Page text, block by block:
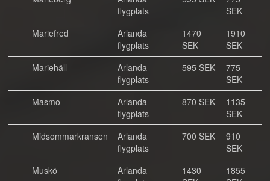
flygplats
SEK
Mariefred
Arlanda
flygplats
1470
SEK
1910
SEK
Mariehäll
Arlanda
flygplats
595 SEK
775
SEK
Masmo
Arlanda
flygplats
870 SEK
1135
SEK
Midsommarkransen
Arlanda
flygplats
700 SEK
910
SEK
Muskö
Arlanda
1430
1855